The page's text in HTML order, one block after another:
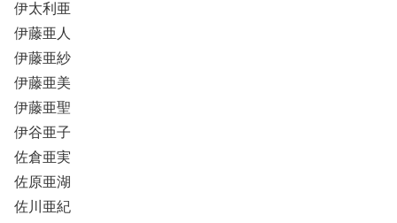
伊太利亜
伊藤亜人
伊藤亜紗
伊藤亜美
伊藤亜聖
伊谷亜子
佐倉亜実
佐原亜湖
佐川亜紀